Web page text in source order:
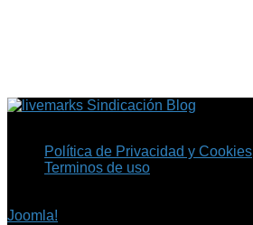
Sindicación Blog
Política de Privacidad y Cookies
Terminos de uso
Joomla!